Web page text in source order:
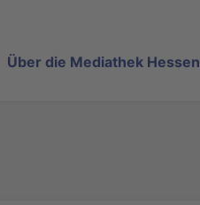
Über die Mediathek Hessen